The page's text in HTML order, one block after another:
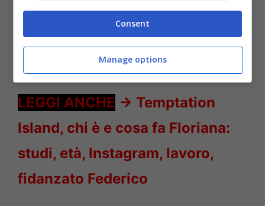
Benedetta Rossi sorpresa marito – Solonotizie24
LEGGI ANCHE -> Temptation
Island, chi è e cosa fa Floriana:
studi, età, Instagram, lavoro,
fidanzato Federico
Consent
Manage options